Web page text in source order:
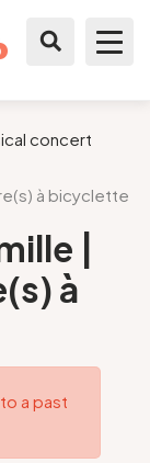
concert
à bicyclette
|
à
a past